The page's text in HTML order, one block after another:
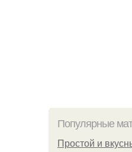
Популярные
Простой и